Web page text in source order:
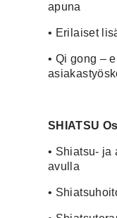
apuna
• Erilaiset
• Qi gong –
SHIATSU
• Shiatsu- ja
avulla
•